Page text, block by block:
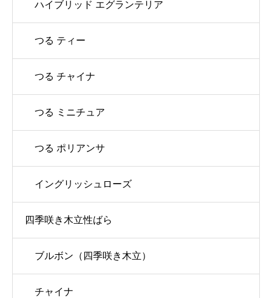
ハイブリッド エグランテリア
つる ティー
つる チャイナ
つる ミニチュア
つる ポリアンサ
イングリッシュローズ
四季咲き木立性ばら
ブルボン（四季咲き木立）
チャイナ